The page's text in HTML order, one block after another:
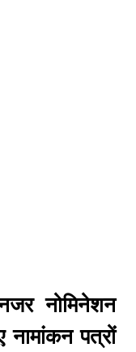
नोमिनेशन
नामांकन पत्रों